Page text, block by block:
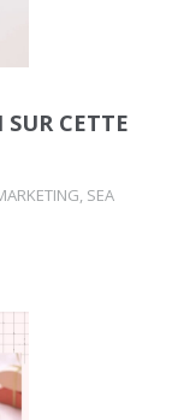
CETTE
, SEA